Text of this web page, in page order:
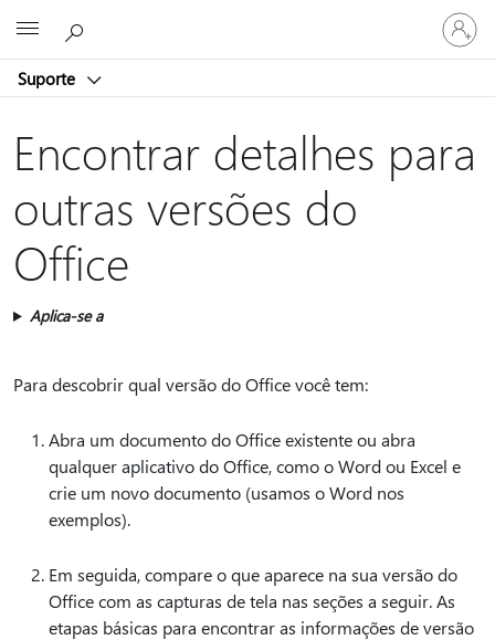
Suporte
Entre
em
sua
Encontrar detalhes para
outras versões do
Office
Aplica-se a
Para descobrir qual versão do Office você tem:
Abra um documento do Office existente ou abra
qualquer aplicativo do Office, como o Word ou Excel e
crie um novo documento (usamos o Word nos
exemplos).
Em seguida, compare o que aparece na sua versão do
Office com as capturas de tela nas seções a seguir. As
etapas básicas para encontrar as informações de versão